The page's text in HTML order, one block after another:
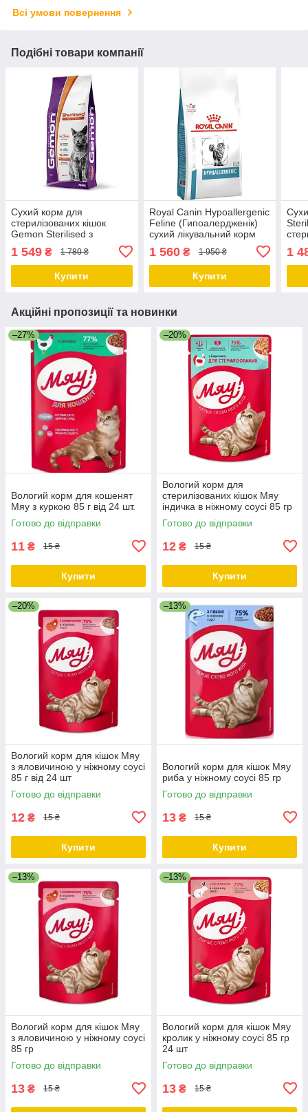
Всі умови повернення
Подібні товари компанії
Сухий корм для
стерилізованих кішок
Gemon Sterilised з
1 549 ₴ 1 780 ₴
Купити
Royal Canin Hypoallergenic
Feline (Гипоалердженік)
сухий лікувальний корм
алергії 2,5 КГ
1 560₴ 1 950 ₴
Купити
1
Акційні пропозиції та новинки
–27%
Вологий корм для кошенят
Мяу з куркою 85 г від 24 шт.
Готово до відправки
11 ₴ 15 ₴
Купити
–20%
Вологий корм для
стерилізованих кішок Мяу
індичка в ніжному соусі 85 гр
26 шт
Готово до відправки
12 ₴ 15 ₴
Купити
–20%
Вологий корм для кішок Мяу
з яловичиною у ніжному соусі
85 г від 24 шт
Готово до відправки
12 ₴ 15 ₴
Купити
–13%
Вологий корм для кішок Мяу
риба у ніжному соусі 85 гр
Готово до відправки
13 ₴ 15 ₴
Купити
–13%
Вологий корм для кішок Мяу
з яловичиною у ніжному соусі
85 гр
Готово до відправки
13 ₴ 15 ₴
–13%
Вологий корм для кішок Мяу
кролик у ніжному соусі 85 гр
24 шт
Готово до відправки
13 ₴ 15 ₴